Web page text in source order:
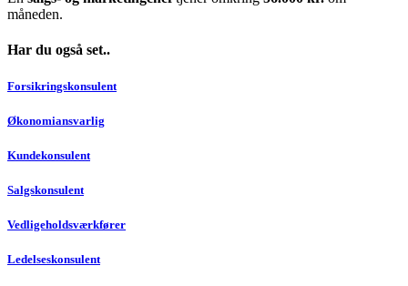
måneden.
Har du også set..
Forsikringskonsulent
Økonomiansvarlig
Kundekonsulent
Salgskonsulent
Vedligeholdsværkfører
Ledelseskonsulent